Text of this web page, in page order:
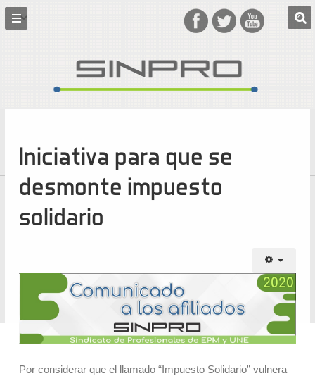
Iniciativa para que se
desmonte impuesto
solidario
Por considerar que el llamado “Impuesto Solidario” vulnera